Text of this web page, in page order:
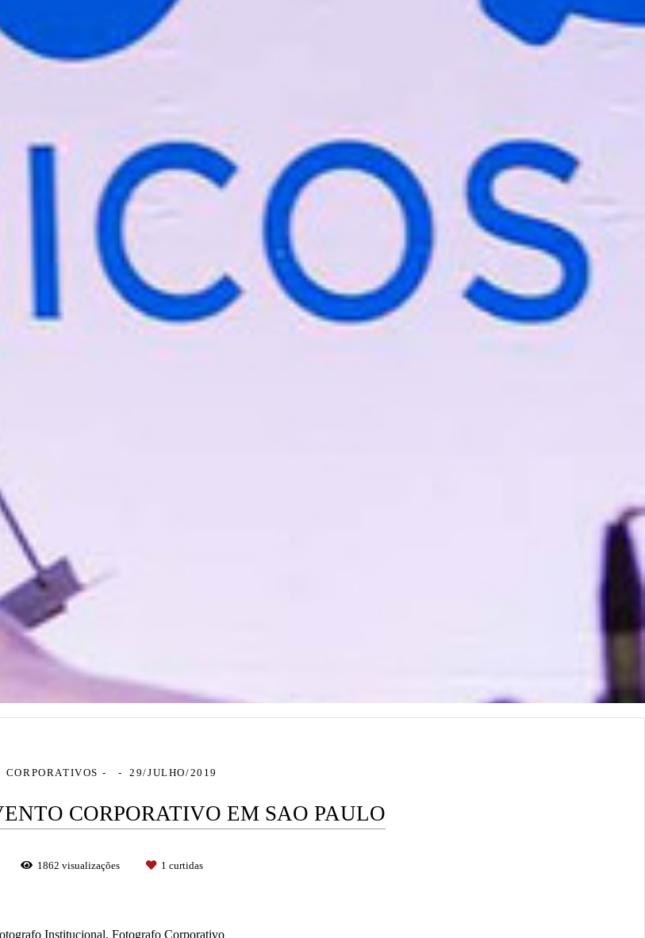
CORPORATIVOS 29/JULHO/2019
CORPORATIVO EM SAO PAULO
1862 visualizações 1 curtidas
Institucional, Fotografo Corporativo